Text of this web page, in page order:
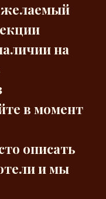
желаемый
на
в момент
описать
и мы